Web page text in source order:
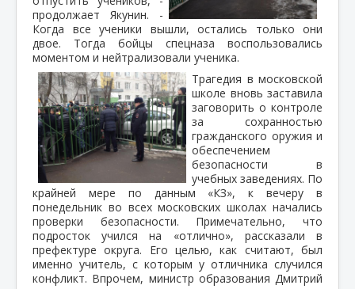
продолжает Якунин. -
Когда все ученики вышли, остались только они
двое. Тогда бойцы спецназа воспользовались
моментом и нейтрализовали ученика.
Трагедия в московской
школе вновь заставила
заговорить о контроле
за сохранностью
гражданского оружия и
обеспечением
безопасности в
учебных заведениях. По
крайней мере по данным «КЗ», к вечеру в
понедельник во всех московских школах начались
проверки безопасности. Примечательно, что
подросток учился на «отлично», рассказали в
префектуре округа. Его целью, как считают, был
именно учитель, с которым у отличника случился
конфликт. Впрочем, министр образования Дмитрий